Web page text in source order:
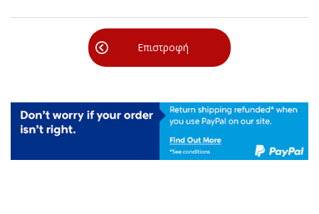
Επιστροφή